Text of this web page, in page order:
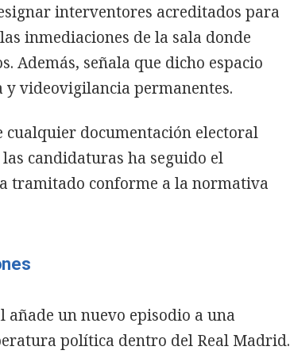
interventores acreditados para
inmediaciones de la sala donde
Además, señala que dicho espacio
y videovigilancia permanentes.
documentación electoral
candidaturas ha seguido el
tramitado conforme a la normativa
añade un nuevo episodio a una
política dentro del Real Madrid.